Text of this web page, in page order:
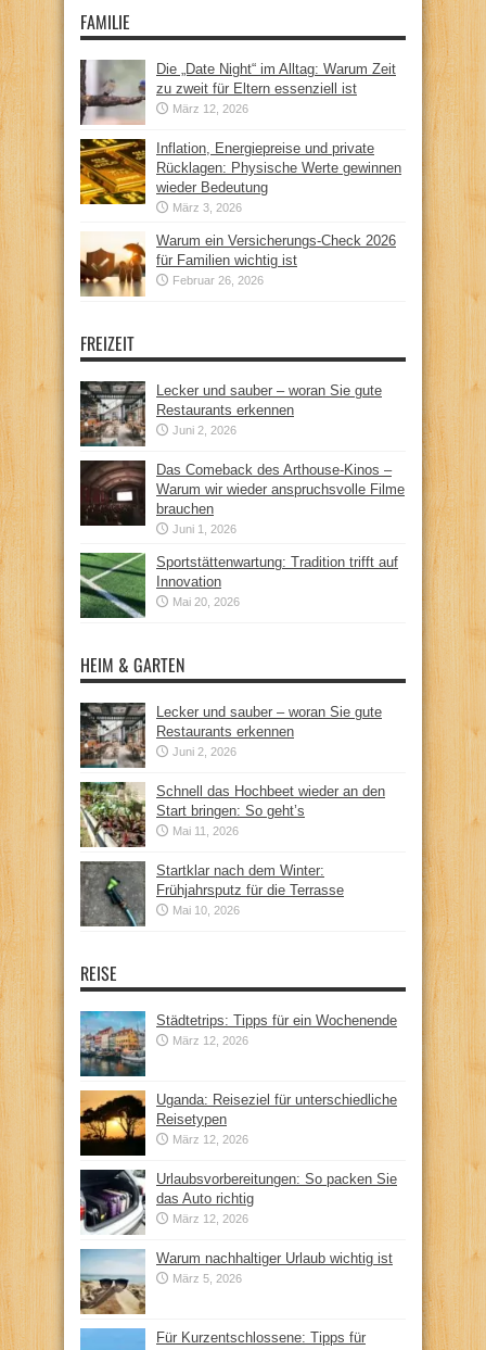
FAMILIE
Die „Date Night“ im Alltag: Warum Zeit
zu zweit für Eltern essenziell ist
März 12, 2026
Inflation, Energiepreise und private
Rücklagen: Physische Werte gewinnen
wieder Bedeutung
März 3, 2026
Warum ein Versicherungs-Check 2026
für Familien wichtig ist
Februar 26, 2026
FREIZEIT
Lecker und sauber – woran Sie gute
Restaurants erkennen
Juni 2, 2026
Das Comeback des Arthouse-Kinos –
Warum wir wieder anspruchsvolle Filme
brauchen
Juni 1, 2026
Sportstättenwartung: Tradition trifft auf
Innovation
Mai 20, 2026
HEIM & GARTEN
Lecker und sauber – woran Sie gute
Restaurants erkennen
Juni 2, 2026
Schnell das Hochbeet wieder an den
Start bringen: So geht’s
Mai 11, 2026
Startklar nach dem Winter:
Frühjahrsputz für die Terrasse
Mai 10, 2026
REISE
Städtetrips: Tipps für ein Wochenende
März 12, 2026
Uganda: Reiseziel für unterschiedliche
Reisetypen
März 12, 2026
Urlaubsvorbereitungen: So packen Sie
das Auto richtig
März 12, 2026
Warum nachhaltiger Urlaub wichtig ist
März 5, 2026
Für Kurzentschlossene: Tipps für